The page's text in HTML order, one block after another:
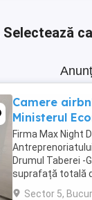
Selectează
Camere
Ministerul
Firma Max Night
Drumul Taberei -
suprafață totală
suprafață totală
Sector 5,